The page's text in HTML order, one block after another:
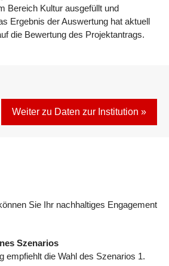
Bereich Kultur ausgefüllt und
Ergebnis der Auswertung hat aktuell
die Bewertung des Projektantrags.
Weiter zu Daten zur Institution
Sie Ihr nachhaltiges Engagement
Szenarios
empfiehlt die Wahl des Szenarios 1.